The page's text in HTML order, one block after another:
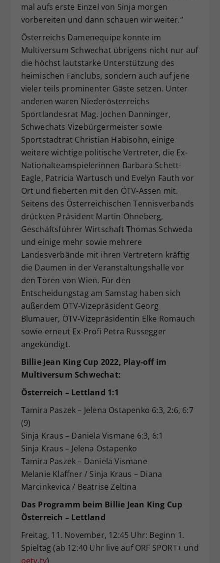
mal aufs erste Einzel von Sinja morgen
vorbereiten und dann schauen wir weiter.“
Österreichs Damenequipe konnte im
Multiversum Schwechat übrigens nicht nur auf
die höchst lautstarke Unterstützung des
heimischen Fanclubs, sondern auch auf jene
vieler teils prominenter Gäste setzen. Unter
anderen waren Niederösterreichs
Sportlandesrat Mag. Jochen Danninger,
Schwechats Vizebürgermeister sowie
Sportstadtrat Christian Habisohn, einige
weitere wichtige politische Vertreter, die Ex-
Nationalteamspielerinnen Barbara Schett-
Eagle, Patricia Wartusch und Evelyn Fauth vor
Ort und fieberten mit den ÖTV-Assen mit.
Seitens des Österreichischen Tennisverbands
drückten Präsident Martin Ohneberg,
Geschäftsführer Wirtschaft Thomas Schweda
und einige mehr sowie mehrere
Landesverbände mit ihren Vertretern kräftig
die Daumen in der Veranstaltungshalle vor
den Toren von Wien. Für den
Entscheidungstag am Samstag haben sich
außerdem ÖTV-Vizepräsident Georg
Blumauer, ÖTV-Vizepräsidentin Elke Romauch
sowie erneut Ex-Profi Petra Russegger
angekündigt.
Billie Jean King Cup 2022, Play-off im
Multiversum Schwechat:
Österreich – Lettland 1:1
Tamira Paszek – Jelena Ostapenko 6:3, 2:6, 6:7
(9)
Sinja Kraus – Daniela Vismane 6:3, 6:1
Sinja Kraus – Jelena Ostapenko
Tamira Paszek – Daniela Vismane
Melanie Klaffner / Sinja Kraus – Diana
Marcinkevica / Beatrise Zeltina
Das Programm beim Billie Jean King Cup
Österreich –Lettland
Freitag, 11. November, 12:45 Uhr: Beginn 1.
Spieltag (ab 12:40 Uhr live auf ORF SPORT+ und
oetv.tv)